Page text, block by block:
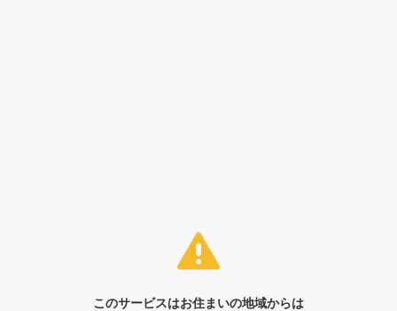
このサービスはお住まいの地域からは